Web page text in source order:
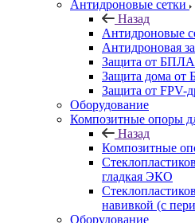
Антидроновые сетки
Назад
Антидроновые
Антидроновая
Защита от БПЛА
Защита дома от
Защита от FPV-
Оборудование
Композитные опоры
Назад
Композитные
гладкая ЭКО
навивкой (с
Оборудование